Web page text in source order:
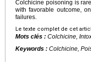
Colchicine poisoning is
with favorable outcome,
failures.
Le texte complet de cet
Mots clés : Colchicine,
Keywords : Colchicine,